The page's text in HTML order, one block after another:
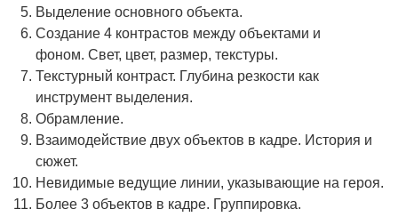
Выделение основного объекта.
Создание 4 контрастов между объектами и
фоном. Свет, цвет, размер, текстуры.
Текстурный контраст. Глубина резкости как
инструмент выделения.
Обрамление.
Взаимодействие двух объектов в кадре. История и
сюжет.
Невидимые ведущие линии, указывающие на героя.
Более 3 объектов в кадре. Группировка.